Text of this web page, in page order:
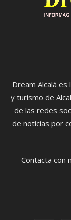
Dream Alcalá
y turismo de
de las redes
de noticias por
Contacta con